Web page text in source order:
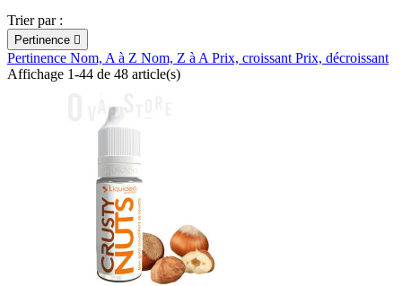
Trier par :
Pertinence 
Pertinence Nom, A à Z Nom, Z à APrix, croissantPrix, décroissant
Affichage 1-44 de 48 article(s)